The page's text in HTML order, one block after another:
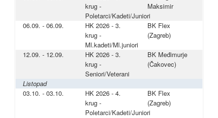
krug -
Poletarci/Kadeti/Juniori
Maksimir
06.09. - 06.09.
HK 2026 - 3.
krug -
Ml.kadeti/Ml.juniori
BK Flex
(Zagreb)
12.09. - 12.09.
HK 2026 - 3.
krug -
Seniori/Veterani
BK Međimurje
(Čakovec)
Listopad
03.10. - 03.10.
HK 2026 - 4.
krug -
Poletarci/Kadeti/Juniori
BK Flex
(Zagreb)